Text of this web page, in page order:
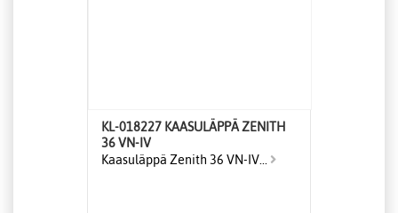
KL-018227 KAASULÄPPÄ ZENITH
36 VN-IV
Kaasuläppä Zenith 36 VN-IV...